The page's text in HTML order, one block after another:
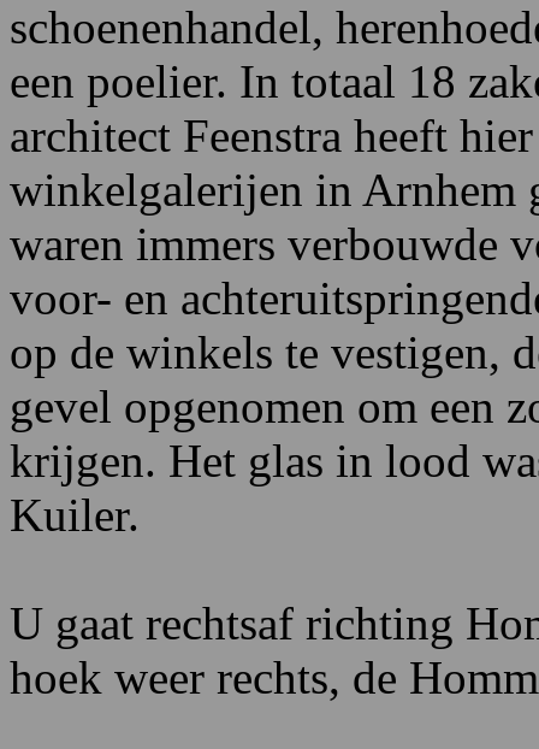
schoenenhandel,
een poelier. In totaal 18
architect Feenstra heeft
winkelgalerijen in Arnhem
waren immers verbouwde
voor- en
op de winkels te vestigen,
gevel opgenomen om een
krijgen. Het glas in lood
Kuiler.
U gaat rechtsaf richting
hoek weer rechts, de